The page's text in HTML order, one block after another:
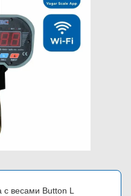
с весами Button L